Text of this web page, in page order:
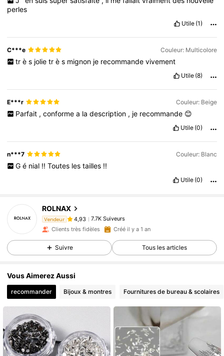
perles
Utile (1)
C***e Couleur: Multicolore
tr è s jolie tr è s mignon je recommande vivement
Utile (8)
E***r Couleur: Beige
Parfait , conforme a la description , je recommande 😊
Utile (0)
n***7 Couleur: Blanc
G é nial !! Toutes les tailles !!
Utile (0)
ROLNAX
Vendeur
m***5 est en train de naviguer
4,93
7.7K Suiveurs
7.7K Suiveurs
4,93 7.7K Suiveurs
4,93 7.7K Suiveurs
Clients très fidèles Créé il y a 1 an
Suivre Tous les articles
Vous Aimerez Aussi
recommander Bijoux & montres Fournitures de bureau & scolaires